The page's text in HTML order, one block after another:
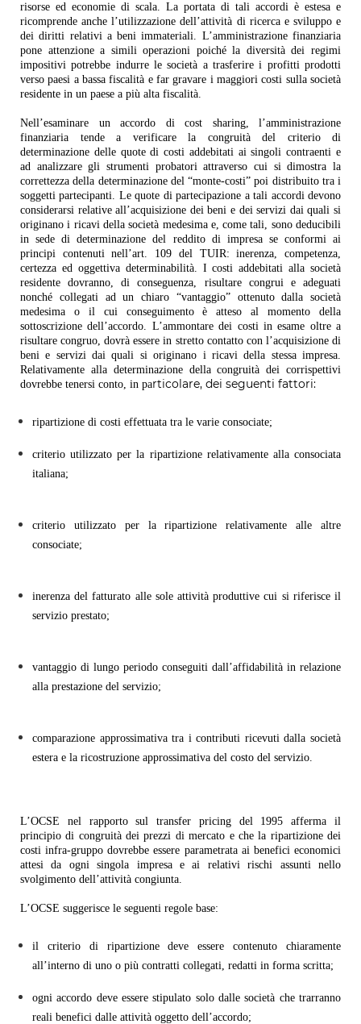
risorse ed economie di scala. La portata di tali accordi è estesa e
ricomprende anche l’utilizzazione dell’attività di ricerca e sviluppo e
dei diritti relativi a beni immateriali. L’amministrazione finanziaria
pone attenzione a simili operazioni poiché la diversità dei regimi
impositivi potrebbe indurre le società a trasferire i profitti prodotti
verso paesi a bassa fiscalità e far gravare i maggiori costi sulla società
residente in un paese a più alta fiscalità.
Nell’esaminare un accordo di cost sharing, l’amministrazione
finanziaria tende a verificare la congruità del criterio di
determinazione delle quote di costi addebitati ai singoli contraenti e
ad analizzare gli strumenti probatori attraverso cui si dimostra la
correttezza della determinazione del “monte-costi” poi distribuito tra i
soggetti partecipanti. Le quote di partecipazione a tali accordi devono
considerarsi relative all’acquisizione dei beni e dei servizi dai quali si
originano i ricavi della società medesima e, come tali, sono deducibili
in sede di determinazione del reddito di impresa se conformi ai
principi contenuti nell’art. 109 del TUIR: inerenza, competenza,
certezza ed oggettiva determinabilità. I costi addebitati alla società
residente dovranno, di conseguenza, risultare congrui e adeguati
nonché collegati ad un chiaro “vantaggio” ottenuto dalla società
medesima o il cui conseguimento è atteso al momento della
sottoscrizione dell’accordo. L’ammontare dei costi in esame oltre a
risultare congruo, dovrà essere in stretto contatto con l’acquisizione di
beni e servizi dai quali si originano i ricavi della stessa impresa.
Relativamente alla determinazione della congruità dei corrispettivi
dovrebbe tenersi conto, in particolare, dei seguenti fattori:
ripartizione di costi effettuata tra le varie consociate;
criterio utilizzato per la ripartizione relativamente alla consociata
italiana;
criterio utilizzato per la ripartizione relativamente alle altre
consociate;
inerenza del fatturato alle sole attività produttive cui si riferisce il
servizio prestato;
vantaggio di lungo periodo conseguiti dall’affidabilità in relazione
alla prestazione del servizio;
comparazione approssimativa tra i contributi ricevuti dalla società
estera e la ricostruzione approssimativa del costo del servizio.
L’OCSE nel rapporto sul transfer pricing del 1995 afferma il
principio di congruità dei prezzi di mercato e che la ripartizione dei
costi infra-gruppo dovrebbe essere parametrata ai benefici economici
attesi da ogni singola impresa e ai relativi rischi assunti nello
svolgimento dell’attività congiunta.
L’OCSE suggerisce le seguenti regole base:
il criterio di ripartizione deve essere contenuto chiaramente
all’interno di uno o più contratti collegati, redatti in forma scritta;
ogni accordo deve essere stipulato solo dalle società che trarranno
reali benefici dalle attività oggetto dell’accordo;